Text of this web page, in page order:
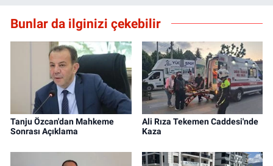
Bunlar da ilginizi çekebilir
Tanju Özcan'dan Mahkeme
Sonrası Açıklama
Ali Rıza Tekemen Caddesi'nde
Kaza